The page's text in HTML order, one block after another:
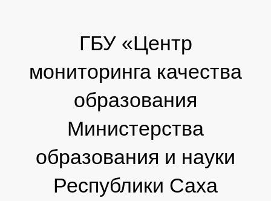
ГБУ «Центр
мониторинга качества
образования
Министерства
образования и науки
Республики Саха